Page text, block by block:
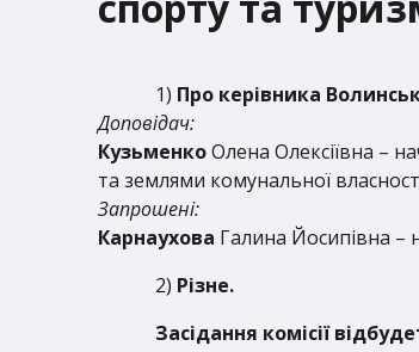
1) Про керівника
Доповідач:
КузьменкоОлена Олексіївна –
та землями комунальної
Запрошені:
Карнаухова Галина Йосипівна –
2) Різне.
Засідання комісії